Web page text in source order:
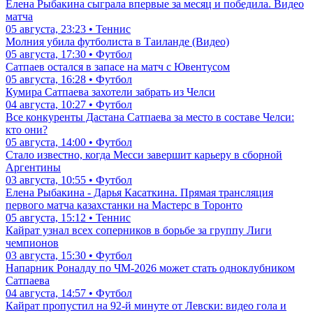
Елена Рыбакина сыграла впервые за месяц и победила. Видео
матча
05 августа, 23:23 • Теннис
Молния убила футболиста в Таиланде (Видео)
05 августа, 17:30 • Футбол
Сатпаев остался в запасе на матч с Ювентусом
05 августа, 16:28 • Футбол
Кумира Сатпаева захотели забрать из Челси
04 августа, 10:27 • Футбол
Все конкуренты Дастана Сатпаева за место в составе Челси:
кто они?
05 августа, 14:00 • Футбол
Стало известно, когда Месси завершит карьеру в сборной
Аргентины
03 августа, 10:55 • Футбол
Елена Рыбакина - Дарья Касаткина. Прямая трансляция
первого матча казахстанки на Мастерс в Торонто
05 августа, 15:12 • Теннис
Кайрат узнал всех соперников в борьбе за группу Лиги
чемпионов
03 августа, 15:30 • Футбол
Напарник Роналду по ЧМ-2026 может стать одноклубником
Сатпаева
04 августа, 14:57 • Футбол
Кайрат пропустил на 92-й минуте от Левски: видео гола и